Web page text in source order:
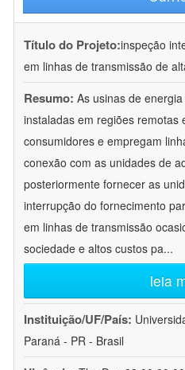
Título do Projeto:inspeção
em linhas de transmissão de
Resumo: As usinas de
instaladas em regiões remotas
consumidores e empregam
conexão com as unidades de
posteriormente fornecer as
interrupção do fornecimento
em linhas de transmissão
sociedade e altos custos pa...
leia
Instituição/UF/País:
Paraná - PR - Brasil